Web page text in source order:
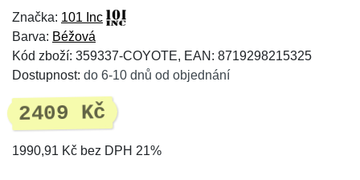
Značka: 101 Inc
Barva: Béžová
Kód zboží: 359337-COYOTE, EAN: 8719298215325
Dostupnost: do 6-10 dnů od objednání
2409 Kč
1990,91 Kč bez DPH 21%